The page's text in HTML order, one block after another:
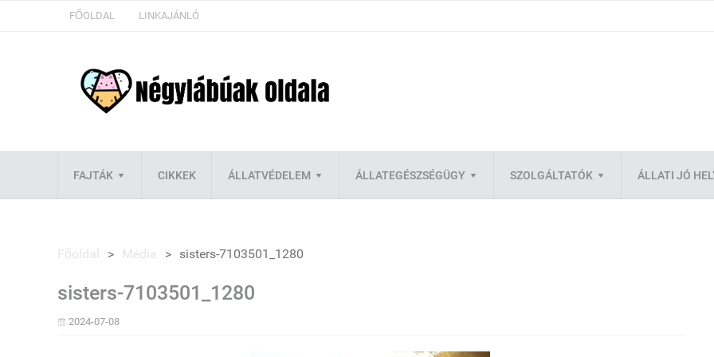
FŐOLDAL LINKAJÁNLÓ
FAJTÁK CIKKEK ÁLLATVÉDELEM ÁLLATEGÉSZSÉGÜGY SZOLGÁLTATÓK ÁLLATI JÓ
Főoldal > Média > sisters-7103501_1280
sisters-7103501_1280
2024-07-08